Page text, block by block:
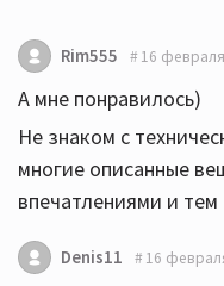
Rim555 16
А мне понравилось)
Не знаком с
многие описанные
впечатлениями и
Denis11 16